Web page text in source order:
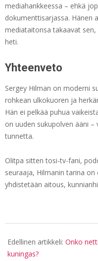
mediahankkeessa – ehkä
dokumenttisarjassa. Hänen
mediataitonsa takaavat
heti.
Yhteenveto
Sergey Hilman on moderni
rohkean ulkokuoren ja
Hän ei pelkää puhua
on uuden sukupolven ääni
tunnetta.
Olitpa sitten tosi-tv-fani,
seuraaja, Hilmanin tarina
yhdistetään aitous,
07-
03
Edellinen artikkeli: Onko
kuningas?